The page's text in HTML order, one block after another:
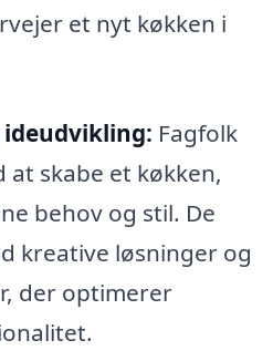
et nyt køkken i
Fagfolk
skabe et køkken,
behov og stil. De
kreative løsninger og
der optimerer